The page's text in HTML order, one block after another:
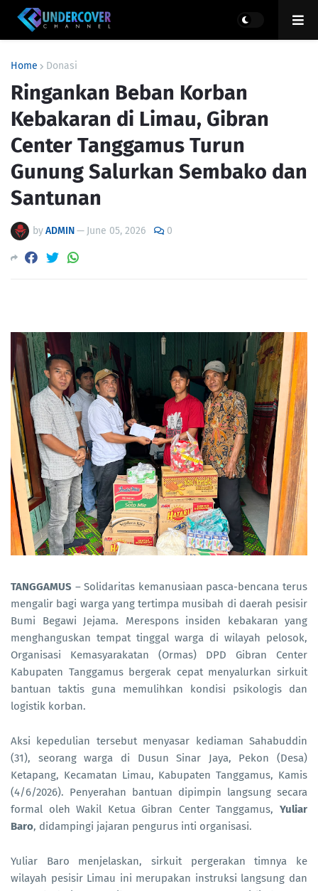
Home Donasi
Ringankan Beban Korban
Kebakaran di Limau, Gibran
Center Tanggamus Turun
Gunung Salurkan Sembako dan
Santunan
byADMIN— June 05, 2026 0
TANGGAMUS – Solidaritas kemanusiaan pasca-bencana terus
mengalir bagi warga yang tertimpa musibah di daerah pesisir
Bumi Begawi Jejama. Merespons insiden kebakaran yang
menghanguskan tempat tinggal warga di wilayah pelosok,
Organisasi Kemasyarakatan (Ormas) DPD Gibran Center
Kabupaten Tanggamus bergerak cepat menyalurkan sirkuit
bantuan taktis guna memulihkan kondisi psikologis dan
logistik korban.
Aksi kepedulian tersebut menyasar kediaman Sahabuddin
(31), seorang warga di Dusun Sinar Jaya, Pekon (Desa)
Ketapang, Kecamatan Limau, Kabupaten Tanggamus, Kamis
(4/6/2026). Penyerahan bantuan dipimpin langsung secara
formal oleh Wakil Ketua Gibran Center Tanggamus, Yuliar
Baro, didampingi jajaran pengurus inti organisasi.
Yuliar Baro menjelaskan, sirkuit pergerakan timnya ke
wilayah pesisir Limau ini merupakan instruksi langsung dan